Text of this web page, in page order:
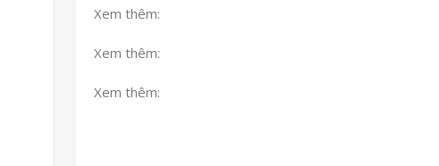
Xem thêm:
Xem thêm:
Xem thêm: